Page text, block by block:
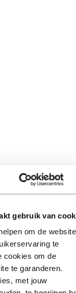
gebruik van
om de website
te
cookies om de
te garanderen.
met jouw
je bij
gaven
hem de
fabriek van Hydro